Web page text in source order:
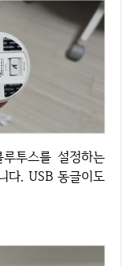
다. USB 동글이도